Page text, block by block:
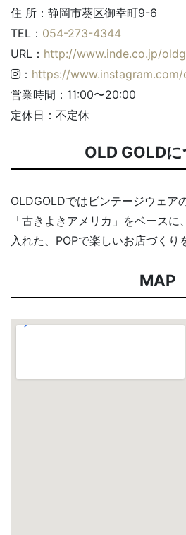
住 所：静岡市葵区御幸町9-6
TEL： 054-273-4344
URL： http://www.inde.co.jp/
： https://
営業時間：11:00〜20:00
定休日：不定休
OLD GOLD
OLDGOLDではビンテージウェア
「古きよきアメリカ」をベースに
入れた、POPで楽しいお店づくり
MAP